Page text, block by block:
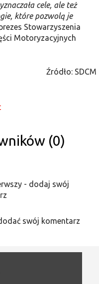
cele, ale też
które pozwolą je
Stowarzyszenia
Motoryzacyjnych
Źródło: SDCM
(0)
- dodaj swój
swój komentarz